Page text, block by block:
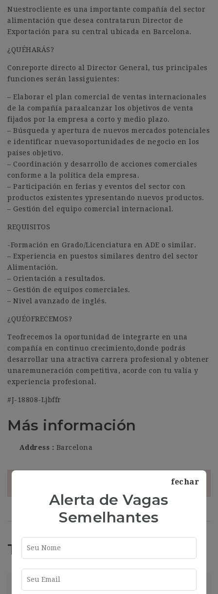
Nuestrocliente es una importante compañía del sector
alimentación que desea contratarun Director de
Exportación para su central ubicada en Barcelona.
¿QUÉHARÁS?
Conreporte directo al Director General, tus principales
funciones serán lassiguientes:
– Elaborar el plan comercial de ventas internacionales
de la compañía paraalcanzar los objetivos de venta
fijados por la empresa a corto y medio plazo.
– Búsqueda y apertura de nuevos mercados potenciales
e identificar nuevasoportunidades de negocio en los
países objetivo.
– Coordinación y desarrollo de acciones comerciales
conforme a la política dela empresa.
– Participación en ferias y eventos del sector con
productos existentes ypresentando nuevos productos.
– Gestión del equipo comercial internacional.
REQUISITOS
-Formación en Grado/Licenciatura en ADE o similar.
– Experiencia en puestos similares dentro del sector
Alimentación.
– Orientación a resultados.
– Gestión de equipos comerciales.
– Nivel avanzado de inglés.
¿QUÉOFRECEMOS?
Teofrecemos la oportunidad de integrarte en una
compañía en continuo crecimiento,donde podrás
desarrollar una atractiva carrera profesional y obtener
unaremuneración competitiva, acorde con tu valía y
experiencia profesional.
#J-18808-Ljbffr
Más información
Address Barcelona
Trabajos Relacionados
Helpdesk Con Catalán Y Francés (16-
fechar
Alerta de Vagas
Semelhantes